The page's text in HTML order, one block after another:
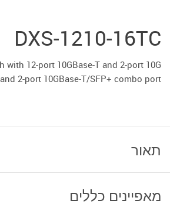
DXS-1210-16TC
with 12-port 10GBase-T and 2-port 10G
2-port 10GBase-T/SFP+ combo port
תאור
מאפיינים כללים